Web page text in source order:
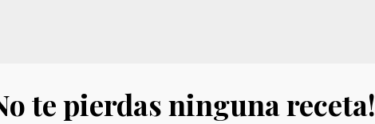
te pierdas ninguna receta!